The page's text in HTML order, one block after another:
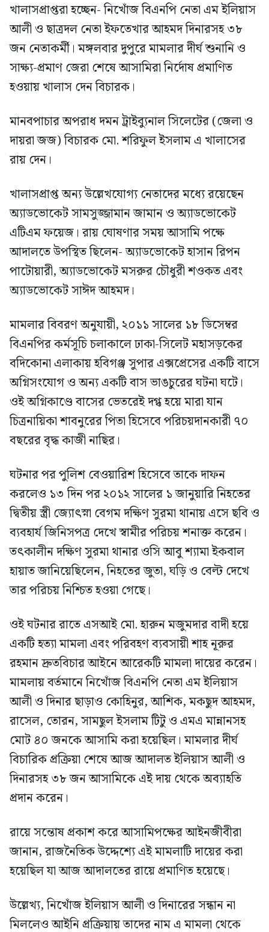
খালাসপ্রাপ্তরা হচ্ছেন- নিখোঁজ বিএনপি নেতা এম ইলিয়াস
আলী ও ছাত্রদল নেতা ইফতেখার আহমদ দিনারসহ ৩৮
জন নেতাকর্মী। মঙ্গলবার দুপুরে মামলার দীর্ঘ শুনানি ও
সাক্ষ্য-প্রমাণ জেরা শেষে আসামিরা নির্দোষ প্রমাণিত
হওয়ায় খালাস দেন বিচারক।
মানবপাচার অপরাধ দমন ট্রাইব্যুনাল সিলেটের (জেলা ও
দায়রা জজ) বিচারক মো. শরিফুল ইসলাম এ খালাসের
রায় দেন।
খালাসপ্রাপ্ত অন্য উল্লেখযোগ্য নেতাদের মধ্যে রয়েছেন
অ্যাডভোকেট সামসুজ্জামান জামান ও অ্যাডভোকেট
এটিএম ফয়েজ। রায় ঘোষণার সময় আসামি পক্ষে
আদালতে উপস্থিত ছিলেন- অ্যাডভোকেট হাসান রিপন
পাটোয়ারী, অ্যাডভোকেট মসরুর চৌধুরী শওকত এবং
অ্যাডভোকেট সাঈদ আহমদ।
মামলার বিবরণ অনুযায়ী, ২০১১ সালের ১৮ ডিসেম্বর
বিএনপির কর্মসূচি চলাকালে ঢাকা-সিলেট মহাসড়কের
বদিকোনা এলাকায় হবিগঞ্জ সুপার এক্সপ্রেসের একটি বাসে
অগ্নিসংযোগ ও অন্য একটি বাস ভাঙচুরের ঘটনা ঘটে।
ওই অগ্নিকাণ্ডে বাসের ভেতরেই দগ্ধ হয়ে মারা যান
চিত্রনায়িকা শাবনুরের পিতা হিসেবে পরিচয়দানকারী ৭০
বছরের বৃদ্ধ কাজী নাছির।
ঘটনার পর পুলিশ বেওয়ারিশ হিসেবে তাকে দাফন
করলেও ১৩ দিন পর ২০১২ সালের ১ জানুয়ারি নিহতের
দ্বিতীয় স্ত্রী জ্যোৎস্না বেগম দক্ষিণ সুরমা থানায় এসে ছবি ও
ব্যবহার্য জিনিসপত্র দেখে স্বামীর পরিচয় শনাক্ত করেন।
তৎকালীন দক্ষিণ সুরমা থানার ওসি আবু শ্যামা ইকবাল
হায়াত জানিয়েছিলেন, নিহতের জুতা, ঘড়ি ও বেল্ট দেখে
তার পরিচয় নিশ্চিত হওয়া গেছে।
ওই ঘটনার রাতে এসআই মো. হারুন মজুমদার বাদী হয়ে
একটি হত্যা মামলা এবং পরিবহণ ব্যবসায়ী শাহ নূরুর
রহমান দ্রুতবিচার আইনে আরেকটি মামলা দায়ের করেন।
মামলায় বর্তমানে নিখোঁজ বিএনপি নেতা এম ইলিয়াস
আলী ও দিনার ছাড়াও কোহিনুর, আশিক, মকছুদ আহমদ,
রাসেল, তোরন, সামছুল ইসলাম টিটু ও এমএ মান্নানসহ
মোট ৪০ জনকে আসামি করা হয়েছিল। মামলার দীর্ঘ
বিচারিক প্রক্রিয়া শেষে আজ আদালত ইলিয়াস আলী ও
দিনারসহ ৩৮ জন আসামিকে এই দায় থেকে অব্যাহতি
প্রদান করেন।
রায়ে সন্তোষ প্রকাশ করে আসামিপক্ষের আইনজীবীরা
জানান, রাজনৈতিক উদ্দেশ্যে এই মামলাটি দায়ের করা
হয়েছিল যা আজ আদালতের রায়ে প্রমাণিত হয়েছে।
উল্লেখ্য, নিখোঁজ ইলিয়াস আলী ও দিনারের সন্ধান না
মিললেও আইনি প্রক্রিয়ায় তাদের নাম এ মামলা থেকে